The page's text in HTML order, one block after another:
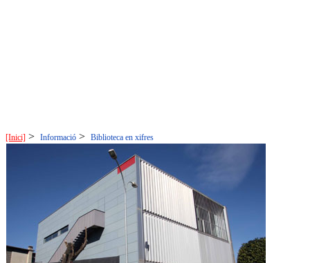
[Inici] > Informació > Biblioteca en xifres